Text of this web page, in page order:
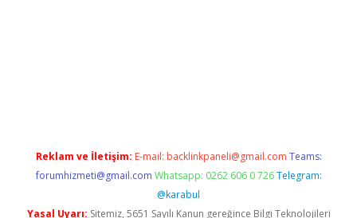
Reklam ve İletişim: E-mail: backlinkpaneli@gmail.com Teams:
forumhizmeti@gmail.com Whatsapp: 0262 606 0 726 Telegram:
@karabul
Yasal Uyarı: Sitemiz, 5651 Sayılı Kanun gereğince Bilgi Teknolojileri